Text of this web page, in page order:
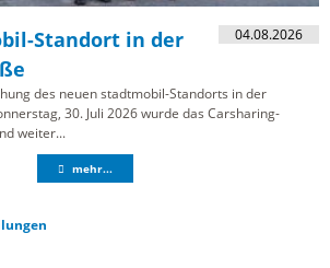
04.08.2026
Standort in der
des neuen stadtmobil-Standorts in der
30. Juli 2026 wurde das Carsharing-
weiter...
mehr...